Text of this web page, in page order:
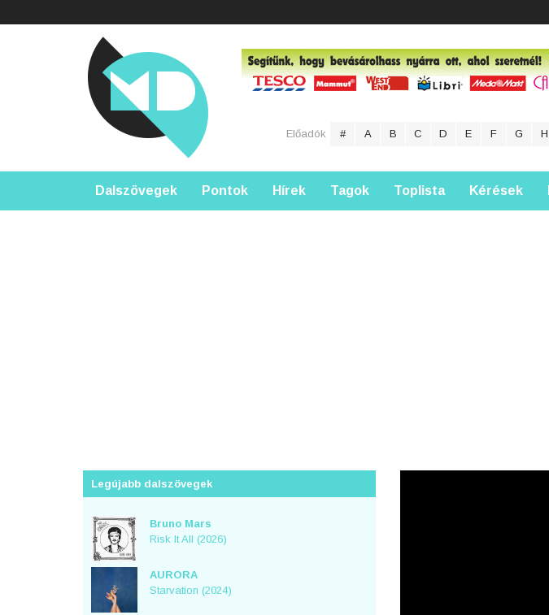
Előadók # A B C D E F G H
Dalszövegek Pontok Hírek Tagok Toplista Kérések
Legújabb dalszövegek
Bruno Mars
Risk It All (2026)
AURORA
Starvation (2024)